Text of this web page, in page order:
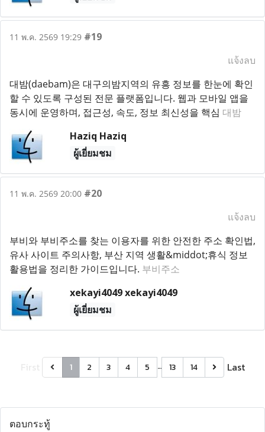
11 พ.ค. 2569 19:29 #19
แจ้งลบ
대밤(daebam)은 대구의밤지역의 유흥 정보를 한눈에 확인
할 수 있도록 구성된 전문 플랫폼입니다. 웹과 모바일 앱을
동시에 운영하며, 접근성, 속도, 정보 최신성을 핵심 대밤
Haziq Haziq
ผู้เยี่ยมชม
11 พ.ค. 2569 20:00 #20
แจ้งลบ
부비와 부비주소를 찾는 이용자를 위한 안전한 주소 확인법,
유사 사이트 주의사항, 부산 지역 생활&middot;휴식 정보
활용법을 정리한 가이드입니다. 부비주소
xekayi4049 xekayi4049
ผู้เยี่ยมชม
1 2 3 4 5 … 13 14 Last
ตอบกระทู้